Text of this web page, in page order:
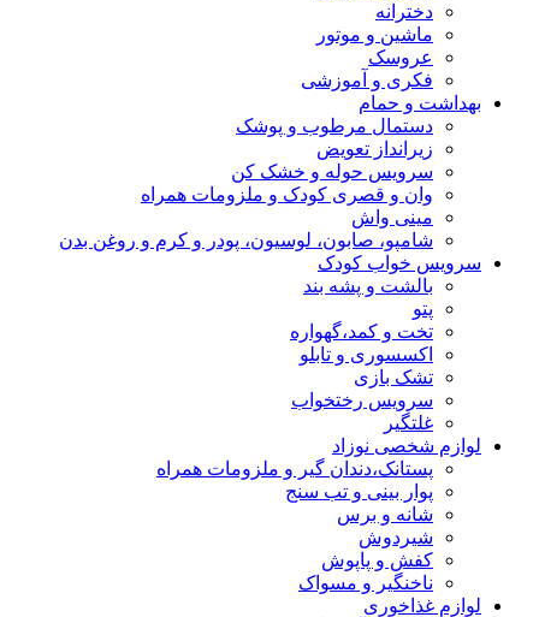
دخترانه
ماشین و موتور
عروسک
فکری و آموزشی
بهداشت و حمام
دستمال مرطوب و پوشک
زیرانداز تعویض
سرویس حوله و خشک کن
وان و قصری کودک و ملزومات همراه
مینی واش
شامپو، صابون، لوسیون، پودر و کرم و روغن بدن
سرویس خواب کودک
بالشت و پشه بند
پتو
تخت و کمد،گهواره
اکسسوری و تابلو
تشک بازی
سرویس رختخواب
غلتگیر
لوازم شخصی نوزاد
پستانک،دندان گیر و ملزومات همراه
پوار بینی و تب سنج
شانه و برس
شیردوش
کفش و پاپوش
ناخنگیر و مسواک
لوازم غذاخوری